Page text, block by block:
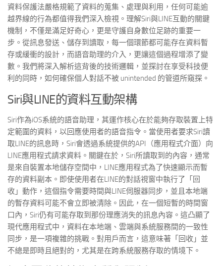
資料保護法嚴格規範了資料的蒐集、處理與利用，任何可能逾
越界線的行為都值得我們深入檢視。理解Siri與LINE互動的關鍵
機制，不僅是滿足好奇心，更是守護自身數位足跡的重要一
步。從訊息發送、儲存到讀取，每一個環節都可能存在資料暫
存或緩衝的設計，而語音助理的介入，更讓這個過程增添了變
數。我們將深入解析這背後的技術邏輯，並探討在享受科技便
利的同時，如何確保個人對話不被 unintended 的管道所窺探。
Siri與LINE的資料互動架構
Siri作為iOS系統的語音助理，其運作核心在於能夠存取裝置上特
定範圍的資料，以回應使用者的語音指令。當使用者要求Siri讀
取LINE的訊息時，Siri會透過系統提供的API（應用程式介面）向
LINE應用程式請求資料。關鍵在於，Siri所讀取到的內容，通常
是來自裝置本地儲存空間中，LINE應用程式為了快速顯示而暫
存的資料副本。即使使用者在LINE的對話視窗中執行了「回
收」動作，這個指令需要時間與LINE伺服器同步，並且本地端
的暫存資料可能不會立即被清除。因此，在一個短暫的時間窗
口內，Siri仍有可能存取到那份理應消失的訊息內容。這凸顯了
現代應用程式中，資料在本地端、雲端與系統服務間的一致性
同步，是一項複雜的挑戰。對用戶而言，這意味著「回收」並
不總是即時且絕對的，尤其是在跨系統服務存取的情境下。